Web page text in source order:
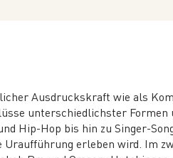
Ausdruckskraft wie als
unterschiedlichster Formen
Hip-Hop bis hin zu Singer-
Uraufführung erleben wird. Im